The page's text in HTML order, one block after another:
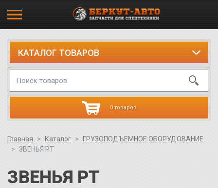
КАТАЛОГ ТОВАРОВ
0 товаров
Главная Каталог
ГРУЗОПОДЪЕМНОЕ ОБОРУДОВАНИЕ
ЗВЕНЬЯ РТ
ЗВЕНЬЯ РТ